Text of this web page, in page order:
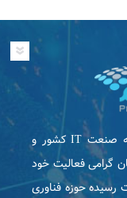
شرکت داده پردازی پارس در راستای توسعه صنعت IT كشور و
گرامی فعاليت خود
ثبت رسیده حوزه فناوری